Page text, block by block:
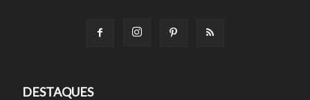
DESTAQUES